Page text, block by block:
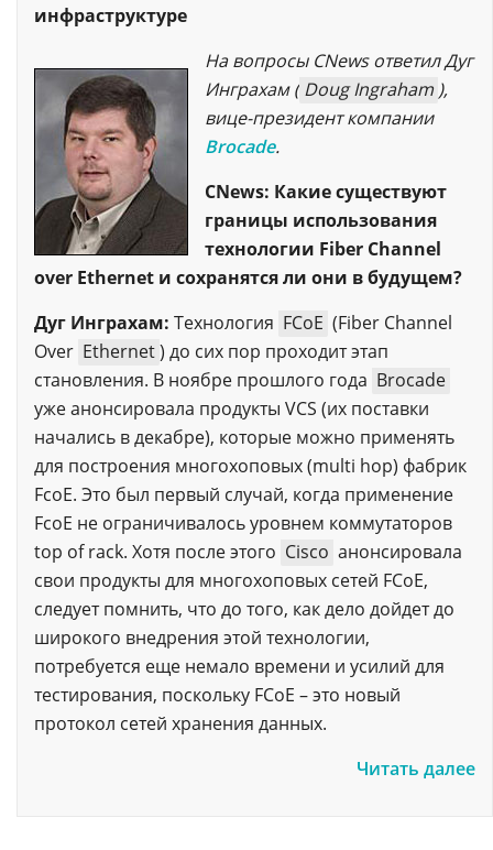
инфраструктуре
На вопросы CNews ответил Дуг
Инграхам ( Doug Ingraham ),
вице-президент компании
Brocade.
CNews: Какие существуют
границы использования
технологии Fiber Channel
over Ethernet и сохранятся ли они в будущем?
Дуг Инграхам: Технология FCoE (Fiber Channel
Over Ethernet) до сих пор проходит этап
становления. В ноябре прошлого года Brocade
уже анонсировала продукты VCS (их поставки
начались в декабре), которые можно применять
для построения многохоповых (multi hop) фабрик
FcoE. Это был первый случай, когда применение
FcoE не ограничивалось уровнем коммутаторов
top of rack. Хотя после этого Cisco анонсировала
свои продукты для многохоповых сетей FCoE,
следует помнить, что до того, как дело дойдет до
широкого внедрения этой технологии,
потребуется еще немало времени и усилий для
тестирования, поскольку FCoE – это новый
протокол сетей хранения данных.
Читать далее